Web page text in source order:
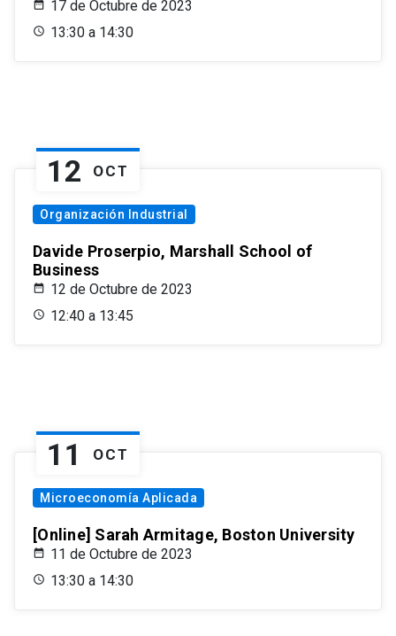
17 de Octubre de 2023
13:30 a 14:30
12 OCT
Organización Industrial
Davide Proserpio, Marshall School of
Business
12 de Octubre de 2023
12:40 a 13:45
11 OCT
Microeconomía Aplicada
[Online] Sarah Armitage, Boston University
11 de Octubre de 2023
13:30 a 14:30